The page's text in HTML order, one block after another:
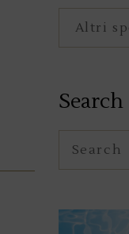
Search
for: